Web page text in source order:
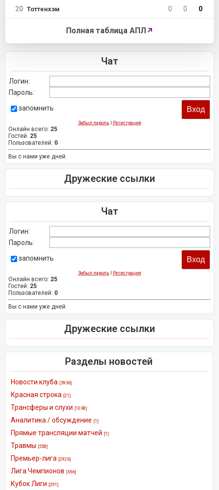
20 Тоттенхэм 0 0 0
Полная таблица АПЛ ↗
Чат
Логин:
Пароль:
запомнить
Забыл пароль | Регистрация
Онлайн всего: 25
Гостей: 25
Пользователей: 0
Вы с нами уже дней.
Дружеские ссылки
Чат
Логин:
Пароль:
запомнить
Забыл пароль | Регистрация
Онлайн всего: 25
Гостей: 25
Пользователей: 0
Вы с нами уже дней.
Дружеские ссылки
Разделы новостей
Новости клуба [3936]
Красная строка [21]
Трансферы и слухи [1038]
Аналитика / обсуждение [1]
Прямые трансляции матчей [1]
Травмы [558]
Премьер-лига [2926]
Лига Чемпионов [566]
Кубок Лиги [291]